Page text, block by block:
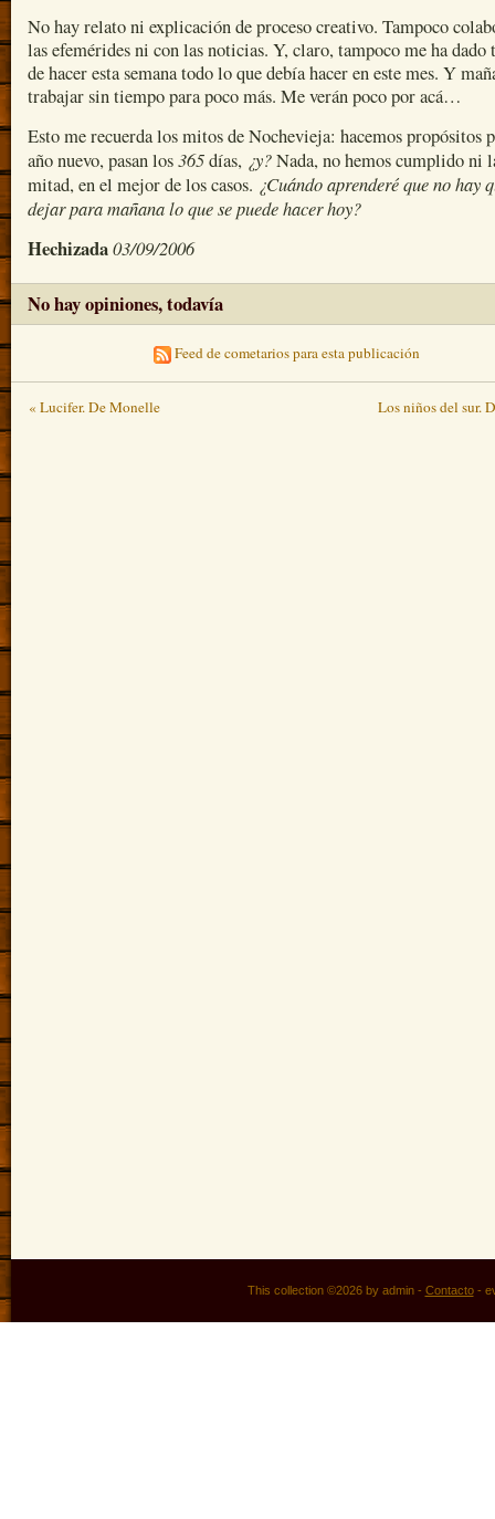
No hay relato ni explicación de proceso creativo. Tampoco
las efemérides ni con las noticias. Y, claro, tampoco me ha dado
de hacer esta semana todo lo que debía hacer en este mes. Y
trabajar sin tiempo para poco más. Me verán poco por acá…
Esto me recuerda los mitos de Nochevieja: hacemos propósitos
año nuevo, pasan los365días, ¿y?Nada, no hemos cumplido ni
mitad, en el mejor de los casos. ¿Cuándo aprenderé que no hay
dejar para mañana lo que se puede hacer hoy?
Hechizada03/09/2006
No hay opiniones, todavía
Feed de cometarios para esta publicación
« Lucifer. De Monelle Los niños del sur.
This collection ©2026 by admin - Contacto-